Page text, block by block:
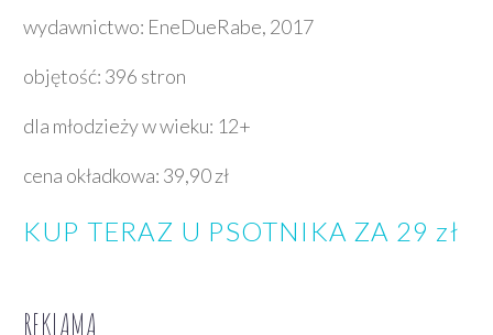
wydawnictwo: EneDueRabe, 2017
objętość: 396 stron
dla młodzieży w wieku: 12+
cena okładkowa: 39,90 zł
KUP TERAZ U PSOTNIKA ZA 29 zł
REKLAMA